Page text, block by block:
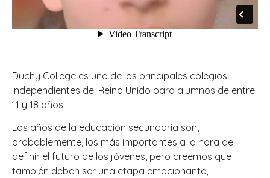
Duchy College es uno de los principales colegios
independientes del Reino Unido para alumnos de entre
11 y 18 años.
Los años de la educación secundaria son,
probablemente, los más importantes a la hora de
definir el futuro de los jóvenes, pero creemos que
también deben ser una etapa emocionante,